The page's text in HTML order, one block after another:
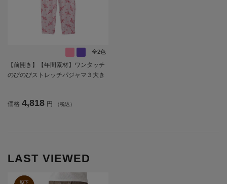
全2色
【前開き】【年間素材】ワンタッチ
のびのびストレッチパジャマ３大き
ン／寝巻／着脱しやすい／名前記入
価格 4,818 円 （税込）
LAST VIEWED